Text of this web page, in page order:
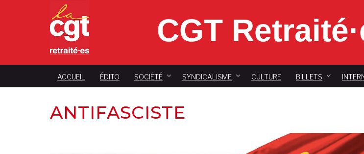
CGT
ACCUEIL ÉDITO SOCIÉTÉ SYNDICALISME CULTURE BILLETS
ANTIFASCISTE